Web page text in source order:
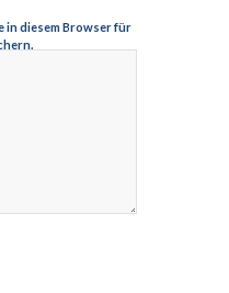
in diesem Browser für